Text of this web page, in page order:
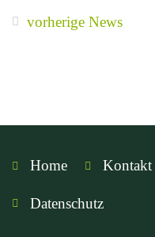
vorherige News
Home Kontakt
Datenschutz